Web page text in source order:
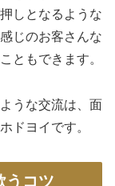
しとなるような
じのお客さんな
ともできます。
うな交流は、面
ドヨイです。
うコツ